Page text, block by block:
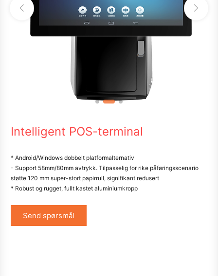
Intelligent POS-terminal
* Android/Windows dobbelt platformalternativ
- Support 58mm/80mm avtrykk. Tilpasselig for rike påføringsscenario
støtte 120 mm super-stort papirrull, signifikant redusert
* Robust og rugget, fullt kastet aluminiumkropp
Send spørsmål